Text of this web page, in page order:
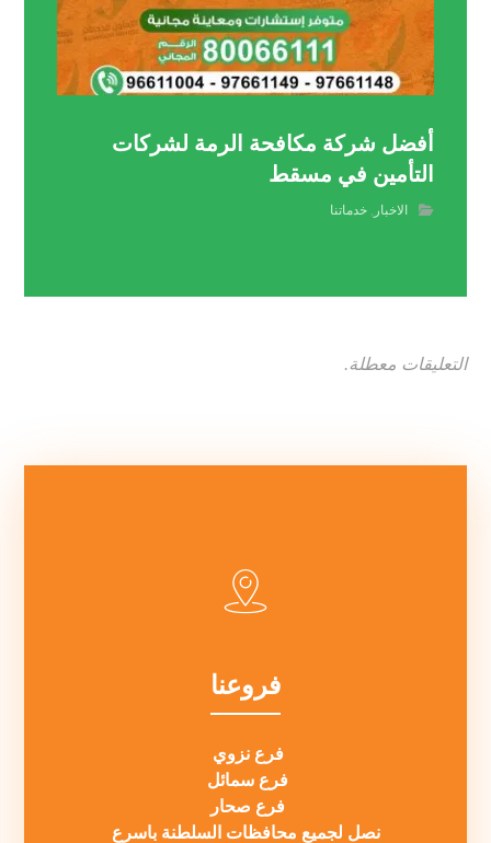
أفضل شركة مكافحة الرمة لشركات
التأمين في مسقط
الاخبار ,خدماتنا
التعليقات معطلة.
فروعنا
فرع نزوي
فرع سمائل
فرع صحار
نصل لجميع محافظات السلطنة باسرع